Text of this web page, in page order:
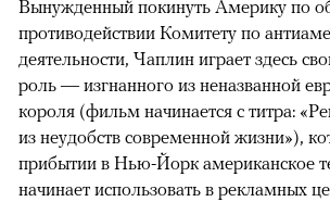
Вынужденный покинуть Америку по
противодействии Комитету по
деятельности, Чаплин играет здесь
роль — изгнанного из неназванной
короля (фильм начинается с титра:
из неудобств современной жизни»),
прибытии в Нью-Йорк американское
начинает использовать в рекламных